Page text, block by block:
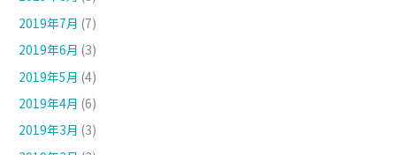
2019年7月 (7)
2019年6月 (3)
2019年5月 (4)
2019年4月 (6)
2019年3月 (3)